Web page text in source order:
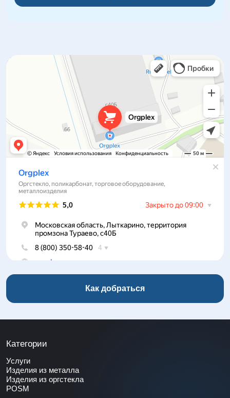
Orgplex
Оргстекло, поликарбонат в Лыткарине
Торговое оборудование в Лыткарине
Как добраться
Категории
Услуги
Изделия из металла
Изделия из оргстекла
POSM